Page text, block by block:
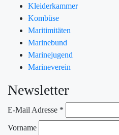
Kleiderkammer
Kombüse
Maritimitäten
Marinebund
Marinejugend
Marineverein
Newsletter
E-Mail Adresse *
Vorname